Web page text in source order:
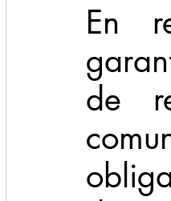
En
de